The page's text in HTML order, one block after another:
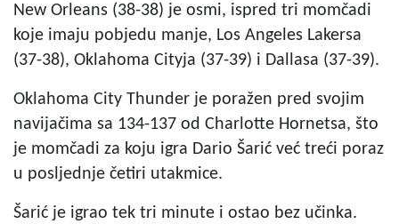
New Orleans (38-38) je osmi, ispred tri momčadi
koje imaju pobjedu manje, Los Angeles Lakersa
(37-38), Oklahoma Cityja (37-39) i Dallasa (37-39).
Oklahoma City Thunder je poražen pred svojim
navijačima sa 134-137 od Charlotte Hornetsa, što
je momčadi za koju igra Dario Šarić već treći poraz
u posljednje četiri utakmice.
Šarić je igrao tek tri minute i ostao bez učinka.